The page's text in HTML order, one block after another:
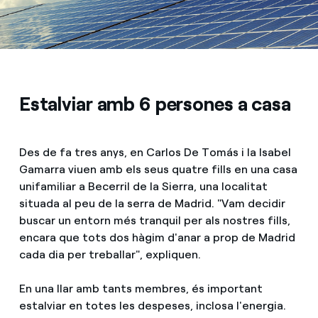
Estalviar amb 6 persones a casa
Des de fa tres anys, en Carlos De Tomás i la Isabel
Gamarra viuen amb els seus quatre fills en una casa
unifamiliar a Becerril de la Sierra, una localitat
situada al peu de la serra de Madrid. "Vam decidir
buscar un entorn més tranquil per als nostres fills,
encara que tots dos hàgim d'anar a prop de Madrid
cada dia per treballar", expliquen.
En una llar amb tants membres, és important
estalviar en totes les despeses, inclosa l'energia.